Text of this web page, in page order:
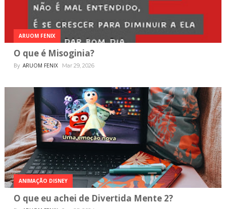
ARUOM FENIX
O que é Misoginia?
By ARUOM FENIX Mar 29, 2026
ANIMAÇÃO DISNEY
O que eu achei de Divertida Mente 2?